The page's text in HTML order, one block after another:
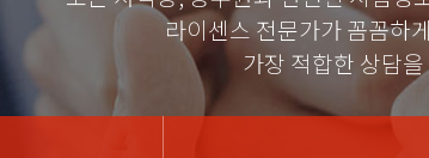
라이센스 전문가가 꼼꼼하
가장 적합한 상담